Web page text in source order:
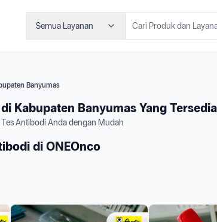
Semua Layanan
Banyumas
Kabupaten Banyumas Yang
Antibodi Anda dengan Mudah
di ONEOnco